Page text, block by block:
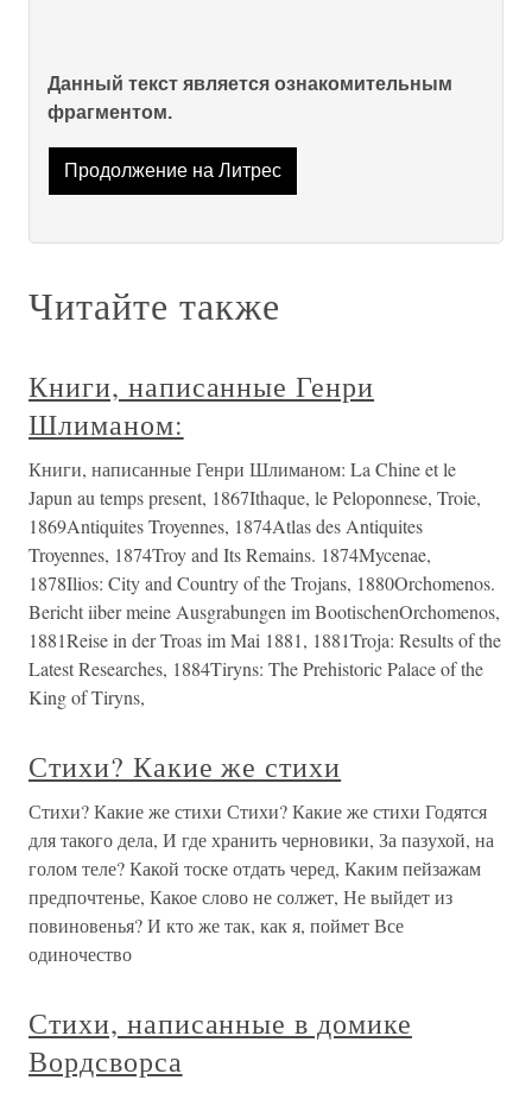
Данный текст является ознакомительным
фрагментом.
Продолжение на Литрес
Читайте также
Книги, написанные Генри
Шлиманом:
Книги, написанные Генри Шлиманом: La Chine et le
Japun au temps present, 1867Ithaque, le Peloponnese, Troie,
1869Antiquites Troyennes, 1874Atlas des Antiquites
Troyennes, 1874Troy and Its Remains. 1874Mycenae,
1878Ilios: City and Country of the Trojans, 1880Orchomenos.
Bericht iiber meine Ausgrabungen im BootischenOrchomenos,
1881Reise in der Troas im Mai 1881, 1881Troja: Results of the
Latest Researches, 1884Tiryns: The Prehistoric Palace of the
King of Tiryns,
Стихи? Какие же стихи
Стихи? Какие же стихи Стихи? Какие же стихи Годятся
для такого дела, И где хранить черновики, За пазухой, на
голом теле? Какой тоске отдать черед, Каким пейзажам
предпочтенье, Какое слово не солжет, Не выйдет из
повиновенья? И кто же так, как я, поймет Все
одиночество
Стихи, написанные в домике
Вордсворса